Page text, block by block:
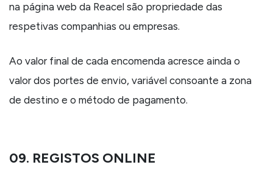
na página web da Reacel são propriedade das
respetivas companhias ou empresas.
Ao valor final de cada encomenda acresce ainda o
valor dos portes de envio, variável consoante a zona
de destino e o método de pagamento.
09. REGISTOS ONLINE